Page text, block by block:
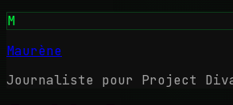
M
Maurène
Journaliste pour Project